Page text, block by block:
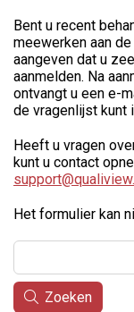
Bent u recent
meewerken aan
aangeven dat u
aanmelden. Na
ontvangt u een e-
de vragenlijst kunt
Heeft u vragen
kunt u contact
Het formulier kan
Zoeken